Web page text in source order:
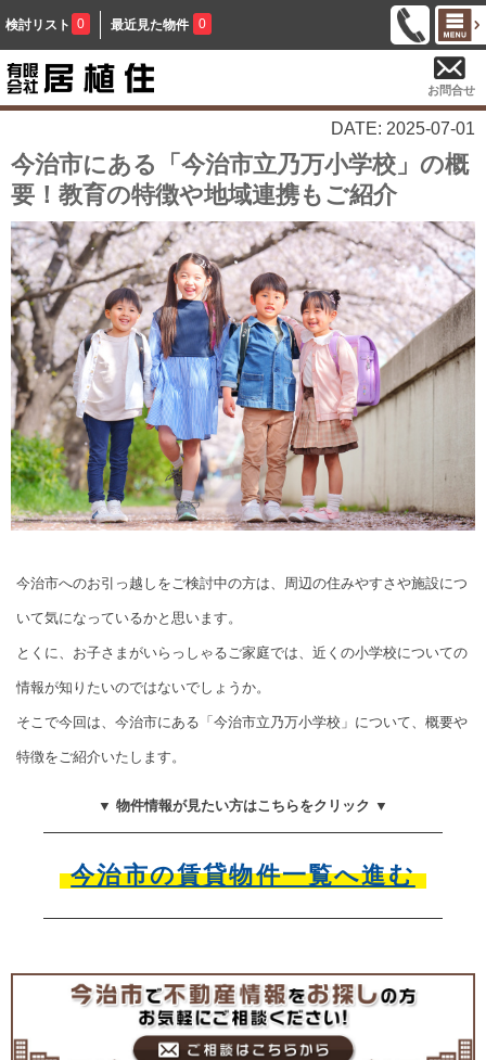
検討リスト 0 最近見た物件 0
お問合せ
DATE: 2025-07-01
今治市にある「今治市立乃万小学校」の概
要！教育の特徴や地域連携もご紹介
今治市へのお引っ越しをご検討中の方は、周辺の住みやすさや施設につ
いて気になっているかと思います。
とくに、お子さまがいらっしゃるご家庭では、近くの小学校についての
情報が知りたいのではないでしょうか。
そこで今回は、今治市にある「今治市立乃万小学校」について、概要や
特徴をご紹介いたします。
▼ 物件情報が見たい方はこちらをクリック ▼
今治市の賃貸物件一覧へ進む